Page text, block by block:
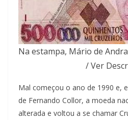
Na estampa, Mário de
/ Ver
Mal começou o ano de 1990 e,
de Fernando Collor, a moeda
alterada e voltou a se chamar